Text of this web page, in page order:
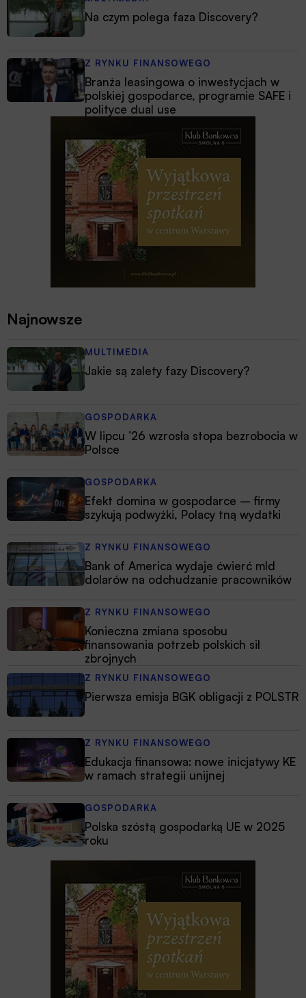
Na czym polega faza Discovery?
Z RYNKU FINANSOWEGO
Branża leasingowa o inwestycjach w
polskiej gospodarce, programie SAFE i
polityce dual use
Najnowsze
MULTIMEDIA
Jakie są zalety fazy Discovery?
GOSPODARKA
W lipcu ’26 wzrosła stopa bezrobocia w
Polsce
GOSPODARKA
Efekt domina w gospodarce – firmy
szykują podwyżki, Polacy tną wydatki
Z RYNKU FINANSOWEGO
Bank of America wydaje ćwierć mld
dolarów na odchudzanie pracowników
Z RYNKU FINANSOWEGO
Konieczna zmiana sposobu
finansowania potrzeb polskich sił
zbrojnych
Z RYNKU FINANSOWEGO
Pierwsza emisja BGK obligacji z POLSTR
Z RYNKU FINANSOWEGO
Edukacja finansowa: nowe inicjatywy KE
w ramach strategii unijnej
GOSPODARKA
Polska szóstą gospodarką UE w 2025
roku